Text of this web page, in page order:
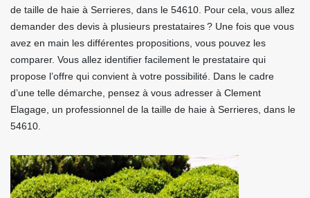
de taille de haie à Serrieres, dans le 54610. Pour cela, vous allez
demander des devis à plusieurs prestataires ? Une fois que vous
avez en main les différentes propositions, vous pouvez les
comparer. Vous allez identifier facilement le prestataire qui
propose l’offre qui convient à votre possibilité. Dans le cadre
d’une telle démarche, pensez à vous adresser à Clement
Elagage, un professionnel de la taille de haie à Serrieres, dans le
54610.